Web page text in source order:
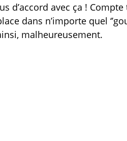
d’accord avec ça !
dans n’importe quel
malheureusement.